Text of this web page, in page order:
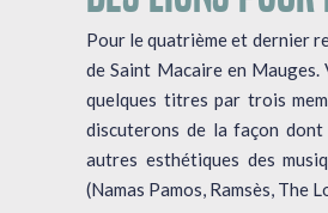
Pour le quatrième et dernier
de Saint Macaire en
quelques titres par trois
discuterons de la façon
autres esthétiques des
(Namas Pamos, Ramsès, The